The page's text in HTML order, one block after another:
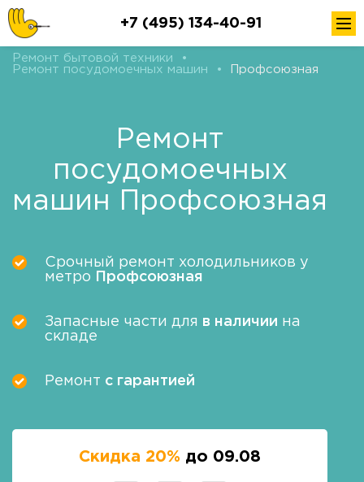
+7 (495) 134-40-91
Ремонт бытовой техники
•
Ремонт посудомоечных машин
• Профсоюзная
Ремонт
посудомоечных
машин Профсоюзная
Срочный ремонт холодильников у
метро
Профсоюзная
Запасные части для в наличии на
складе
Ремонт с гарантией
Скидка 20% до 09.08